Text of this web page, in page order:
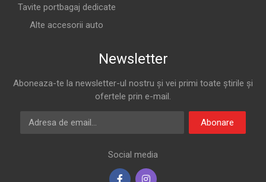
Tavite portbagaj dedicate
Alte accesorii auto
Newsletter
Aboneaza-te la newsletter-ul nostru și vei primi toate știrile și
ofertele prin e-mail.
Adresa de email
Abonare
Social media